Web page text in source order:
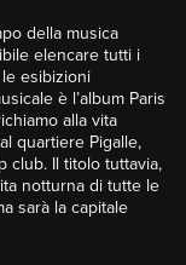
della musica
elencare tutti i
esibizioni
è l’album Paris
alla vita
quartiere Pigalle,
club. Il titolo tuttavia,
notturna di tutte le
sarà la capitale